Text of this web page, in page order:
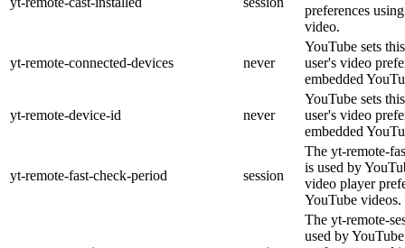
preferences
video.
yt-remote-connected-devices never
YouTube sets
user's video
embedded
yt-remote-device-id never
YouTube sets
user's video
embedded
yt-remote-fast-check-period session
The yt-remote-
is used by
video player
YouTube videos.
The yt-remote-
used by